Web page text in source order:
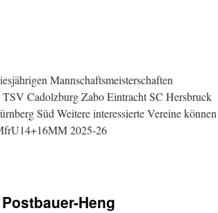
Mannschaftsmeisterschaften
Cadolzburg Zabo Eintracht SC Hersbruck
Süd Weitere interessierte Vereine können
2025-26
Heng